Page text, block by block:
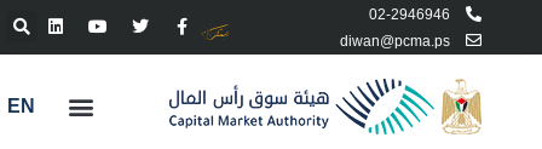
02-2946946
diwan@pcma.ps
EN